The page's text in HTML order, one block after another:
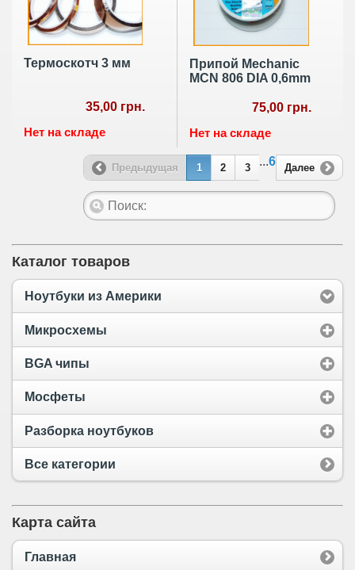
Термоскотч 3 мм
35,00 грн.
Нет на складе
Припой Mechanic
MCN 806 DIA 0,6mm
75,00 грн.
Нет на складе
Предыдущая 1 2 3
...6
Далее
Каталог товаров
Ноутбуки из Америки
Микросхемы
BGA чипы
Мосфеты
Разборка ноутбуков
Все категории
Карта сайта
Главная